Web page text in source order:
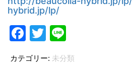
hybrid.jp/lp/
Facebook
Twitter
カテゴリー: 未分類